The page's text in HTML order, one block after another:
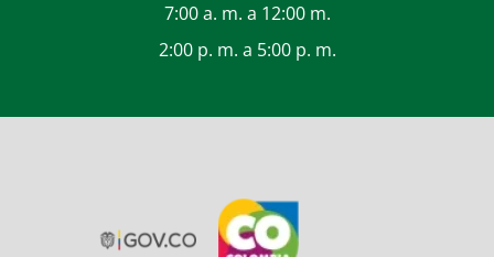
7:00 a. m. a 12:00 m.
2:00 p. m. a 5:00 p. m.